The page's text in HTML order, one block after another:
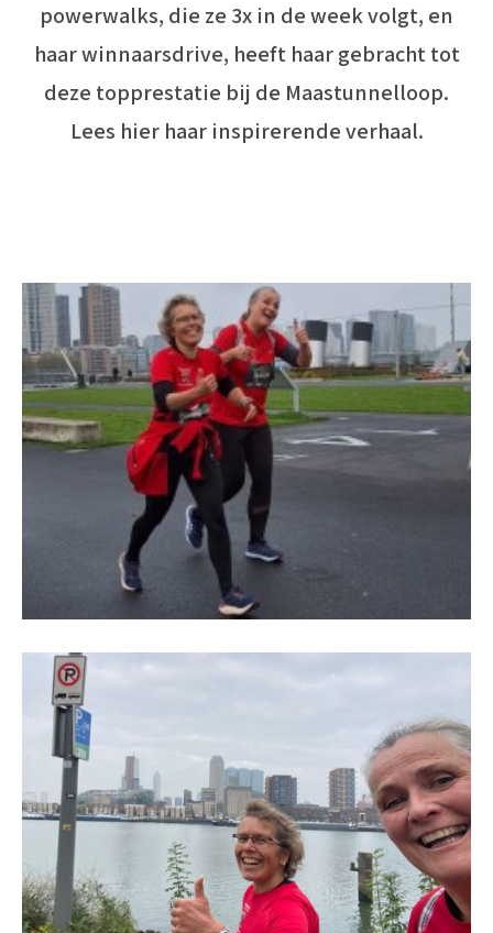
powerwalks, die ze 3x in de week volgt, en
haar winnaarsdrive, heeft haar gebracht tot
deze topprestatie bij de Maastunnelloop.
Lees hier haar inspirerende verhaal.